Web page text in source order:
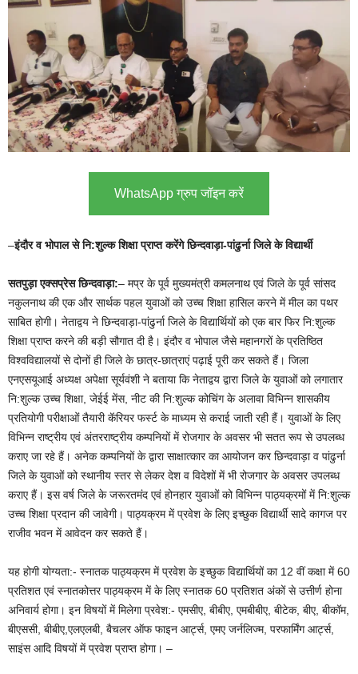
WhatsApp ग्रुप जॉइन करें
–इंदौर व भोपाल से नि:शुल्क शिक्षा प्राप्त करेंगे छिन्दवाड़ा-पांढुर्ना जिले के विद्यार्थी
सतपुड़ा एक्सप्रेस छिन्दवाड़ा:– मप्र के पूर्व मुख्यमंत्री कमलनाथ एवं जिले के पूर्व सांसद
नकुलनाथ की एक और सार्थक पहल युवाओं को उच्च शिक्षा हासिल करने में मील का पथर
साबित होगी। नेताद्वय ने छिन्दवाड़ा-पांढुर्ना जिले के विद्यार्थियों को एक बार फिर नि:शुल्क
शिक्षा प्राप्त करने की बड़ी सौगात दी है। इंदौर व भोपाल जैसे महानगरों के प्रतिष्ठित
विश्वविद्यालयों से दोनों ही जिले के छात्र-छात्राएं पढ़ाई पूरी कर सकते हैं। जिला
एनएसयूआई अध्यक्ष अपेक्षा सूर्यवंशी ने बताया कि नेताद्वय द्वारा जिले के युवाओं को लगातार
नि:शुल्क उच्च शिक्षा, जेईई मेंस, नीट की नि:शुल्क कोचिंग के अलावा विभिन्न शासकीय
प्रतियोगी परीक्षाओं तैयारी कॅरियर फर्स्ट के माध्यम से कराई जाती रही हैं। युवाओं के लिए
विभिन्न राष्ट्रीय एवं अंतरराष्ट्रीय कम्पनियों में रोजगार के अवसर भी सतत रूप से उपलब्ध
कराए जा रहे हैं। अनेक कम्पनियों के द्वारा साक्षात्कार का आयोजन कर छिन्दवाड़ा व पांढुर्ना
जिले के युवाओं को स्थानीय स्तर से लेकर देश व विदेशों में भी रोजगार के अवसर उपलब्ध
कराए हैं। इस वर्ष जिले के जरूरतमंद एवं होनहार युवाओं को विभिन्न पाठ्यक्रमों में नि:शुल्क
उच्च शिक्षा प्रदान की जावेगी। पाठ्यक्रम में प्रवेश के लिए इच्छुक विद्यार्थी सादे कागज पर
राजीव भवन में आवेदन कर सकते हैं।
यह होगी योग्यता:- स्नातक पाठ्यक्रम में प्रवेश के इच्छुक विद्यार्थियों का 12 वीं कक्षा में 60
प्रतिशत एवं स्नातकोत्तर पाठ्यक्रम में के लिए स्नातक 60 प्रतिशत अंकों से उत्तीर्ण होना
अनिवार्य होगा। इन विषयों में मिलेगा प्रवेश:- एमसीए, बीबीए, एमबीबीए, बीटेक, बीए, बीकॉम,
बीएससी, बीबीए,एलएलबी, बैचलर ऑफ फाइन आर्ट्स, एमए जर्नलिज्म, परफार्मिंग आर्ट्स,
साइंस आदि विषयों में प्रवेश प्राप्त होगा। –